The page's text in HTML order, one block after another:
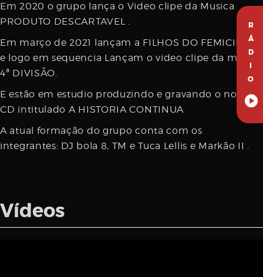
R
Á
D
I
O
Em 2020 o grupo lança o Video clipe da Musica
PRODUTO DESCARTAVEL .
Em março de 2021 lançam a FILHOS DO FEMICIDIO
e logo em sequencia Lançam o video clipe da musica
4ª DIVISÃO.
E estão em estudio produzindo e gravando o novo
CD intitulado A HISTORIA CONTINUA
A atual formação do grupo conta com os
integrantes: DJ bola 8, TM e Tuca Lellis e Markão II .
Vídeos